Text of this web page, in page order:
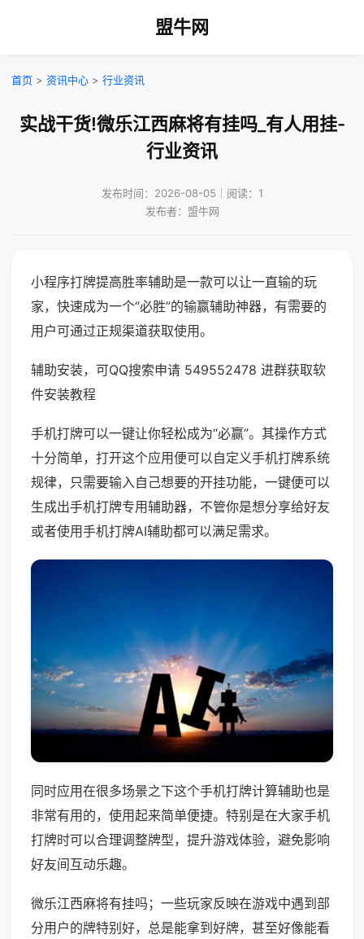
盟牛网
首页 > 资讯中心 > 行业资讯
实战干货!微乐江西麻将有挂吗_有人用挂-
行业资讯
发布时间：2026-08-05｜阅读：1
发布者：盟牛网
小程序打牌提高胜率辅助是一款可以让一直输的玩
家，快速成为一个“必胜”的输赢辅助神器，有需要的
用户可通过正规渠道获取使用。
辅助安装，可QQ搜索申请 549552478 进群获取软
件安装教程
手机打牌可以一键让你轻松成为“必赢”。其操作方式
十分简单，打开这个应用便可以自定义手机打牌系统
规律，只需要输入自己想要的开挂功能，一键便可以
生成出手机打牌专用辅助器，不管你是想分享给好友
或者使用手机打牌AI辅助都可以满足需求。
同时应用在很多场景之下这个手机打牌计算辅助也是
非常有用的，使用起来简单便捷。特别是在大家手机
打牌时可以合理调整牌型，提升游戏体验，避免影响
好友间互动乐趣。
微乐江西麻将有挂吗；一些玩家反映在游戏中遇到部
分用户的牌特别好，总是能拿到好牌，甚至好像能看